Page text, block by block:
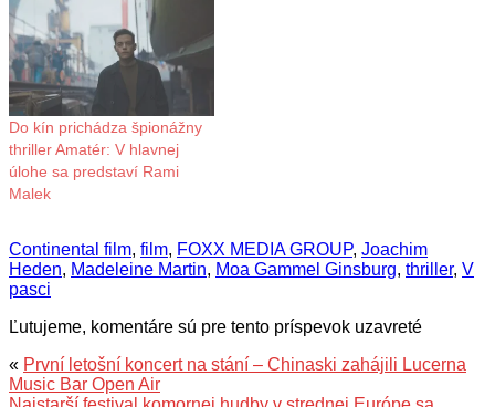
Do kín prichádza špionážny
thriller Amatér: V hlavnej
úlohe sa predstaví Rami
Malek
Continental film, film, FOXX MEDIA GROUP, Joachim
Heden, Madeleine Martin, Moa Gammel Ginsburg, thriller, V
pasci
Ľutujeme, komentáre sú pre tento príspevok uzavreté
« První letošní koncert na stání – Chinaski zahájili Lucerna
Music Bar Open Air